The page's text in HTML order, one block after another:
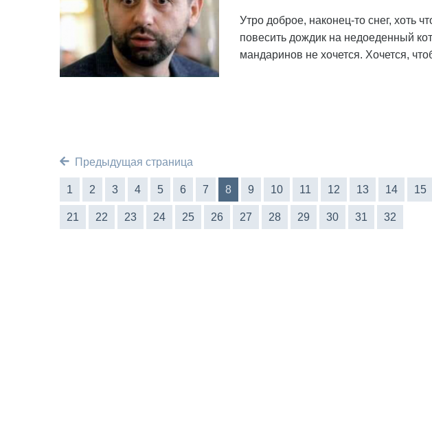
Утро доброе, наконец-то снег, хоть
повесить дождик на недоеденный
мандаринов не хочется. Хочется,
Предыдущая страница
1 2 3 4 5 6 7 8 9 10 11 12 13 14 15
21 22 23 24 25 26 27 28 29 30 31 32